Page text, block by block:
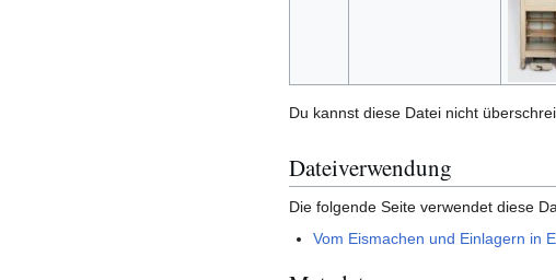
Du kannst diese Datei nicht
Dateiverwendung
Die folgende Seite verwendet diese
Vom Eismachen und Einlagern in